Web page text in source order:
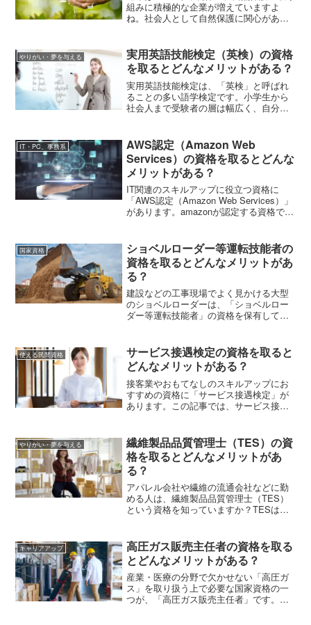
組みに積極的な企業が増えていますよ
ね。社会人として自然保護に関心がある
概要や受験資格について解説しますの
で、環境再生医がどんな資格か理解しま
しょう。
やりがい・夢を与える
実用英語技能検定（英検）の資格
を取るとどんなメリットがある？
実用英語技能検定は、「英検」と呼ばれ
ることの多い語学検定です。小学生から
社会人まで受験者の層は幅広く、自分の
が英検取得することのメリット、英検が
就職や転職に役立つのかなどを解説して
いきます。英語のスキルアップを目指す
人はチェックしましょう。
IT・PC、事務系
AWS認定（Amazon Web
Services）の資格を取るとどんな
メリットがある？
IT関連のスキルアップに役立つ資格に
「AWS認定（Amazon Web Services）」
があります。amazonが認定する資格であ
FOUNDATIONAL・ASSOCIATE・
PROFESSIONAL・SPECIALTYの違い、
受験料などを解説します。
国家資格
ショベルローダー等運転技能者の
資格を取るとどんなメリットがあ
る？
建設などの工事現場でよく見かける大型
のショベルローダーは、「ショベルロー
ダー等運転技能者」の資格を保有してい
んな資格か、仕事内容や取得方法と併せ
て紹介していきます。
使える民間資格
サービス接遇検定の資格を取ると
どんなメリットがある？
接客業やおもてなしのスキルアップにお
すすめの資格に「サービス接遇検定」が
あります。この記事では、サービス接遇
要、受検料などを解説します。
やりがい・夢を与える
繊維製品品質管理士（TES）の資
格を取るとどんなメリットがあ
る？
アパレル会社や繊維の流通会社などに勤
める人は、繊維製品品質管理士（TES）
という資格を知っていますか？TESは繊
の資格試験の出題範囲、受験料、受験資
格などについて解説します。
キャリアアップ
高圧ガス販売主任者の資格を取る
とどんなメリットがある？
産業・医療の分野で欠かせない「高圧ガ
ス」を取り扱う上で必要な国家資格の一
つが、「高圧ガス販売主任者」です。こ